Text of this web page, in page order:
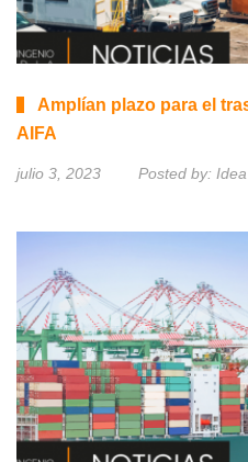
Amplían plazo para el
AIFA
julio 3, 2023 Posted by: